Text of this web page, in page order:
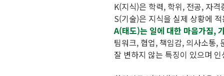
K(지식)은 학력, 학위, 전공, 자
S(기술)은 지식을 실제 상황에
A(태도)는 일에 대한 마음가짐,
팀워크, 협업, 책임감, 의사소통,
잘 변하지 않는 특징이 있으며